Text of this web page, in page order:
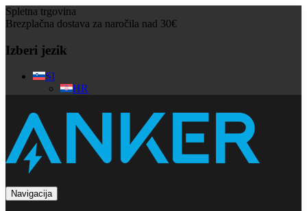
Spletna trgovina
Brezplačna dostava za naročila nad 30€
Izberi jezik
SI
HR
Navigacija